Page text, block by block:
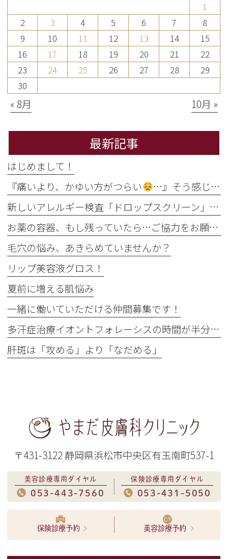
1
2
3 4 5 6 7
8
9
10 11 12 13 14
15
16
17 18 19 20 21
22
23
24 25 26 27 28
29
30
« 8月 10月 »
最新記事
はじめまして！
『痛いより、かゆい方がつらい
…』そう感じるのには理由があります
新しいアレルギー検査「ドロップスクリーン」を導入しました！
お薬の容器、もし残っていたら…ご協力をお願いします
毛穴の悩み、あきらめていませんか？
リップ美容液グロス！
夏前に増える肌悩み
一緒に働いていただける仲間募集です！
多汗症治療イオントフォレーシスの時間が半分に
肝斑は「攻める」より「なだめる」
〒431-3122 静岡県浜松市中央区有玉南町537-1
美容診療専用ダイヤル
053-443-7560
保険診療専用ダイヤル
053-431-5050
保険診療予約 美容診療予約